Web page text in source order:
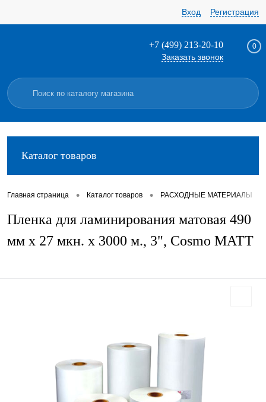
Вход Регистрация
+7 (499) 213-20-10
Заказать звонок
0
Каталог товаров
Главная страница • Каталог товаров • РАСХОДНЫЕ МАТЕРИАЛЫ
Пленка для ламинирования матовая 490
мм х 27 мкн. х 3000 м., 3", Cosmo МАТТ